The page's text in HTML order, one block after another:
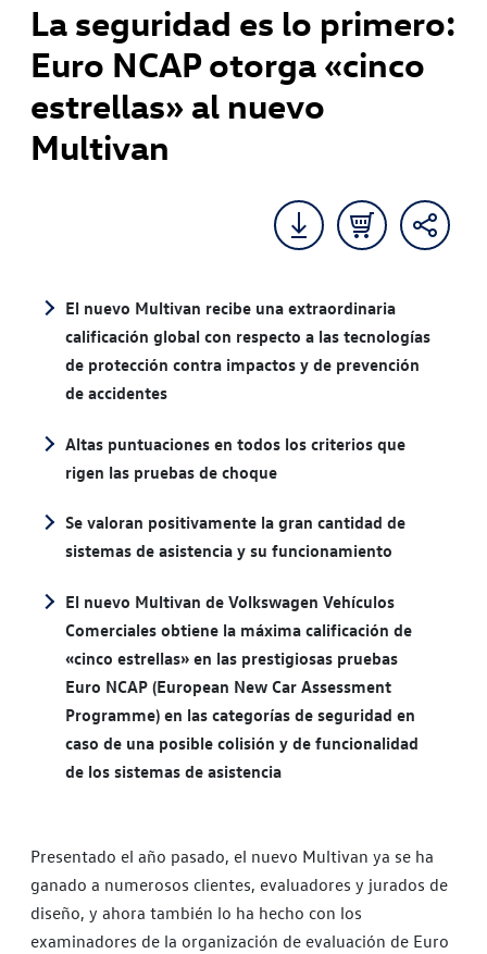
La seguridad es lo primero:
Euro NCAP otorga «cinco
estrellas» al nuevo
Multivan
El nuevo Multivan recibe una extraordinaria
calificación global con respecto a las tecnologías
de protección contra impactos y de prevención
de accidentes
Altas puntuaciones en todos los criterios que
rigen las pruebas de choque
Se valoran positivamente la gran cantidad de
sistemas de asistencia y su funcionamiento
El nuevo Multivan de Volkswagen Vehículos
Comerciales obtiene la máxima calificación de
«cinco estrellas» en las prestigiosas pruebas
Euro NCAP (European New Car Assessment
Programme) en las categorías de seguridad en
caso de una posible colisión y de funcionalidad
de los sistemas de asistencia
Presentado el año pasado, el nuevo Multivan ya se ha
ganado a numerosos clientes, evaluadores y jurados de
diseño, y ahora también lo ha hecho con los
examinadores de la organización de evaluación de Euro